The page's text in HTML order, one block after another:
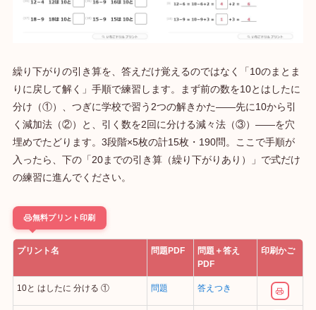
繰り下がりの引き算を、答えだけ覚えるのではなく「10のまとま
りに戻して解く」手順で練習します。まず前の数を10とはしたに
分け（①）、つぎに学校で習う2つの解きかた——先に10から引
く減加法（②）と、引く数を2回に分ける減々法（③）——を穴
埋めでたどります。3段階×5枚の計15枚・190問。ここで手順が
入ったら、下の「20までの引き算（繰り下がりあり）」で式だけ
の練習に進んでください。
無料プリント印刷
プリント名 問題PDF
問題＋答え
PDF
印刷かご
10と はしたに 分ける ① 問題 答えつき